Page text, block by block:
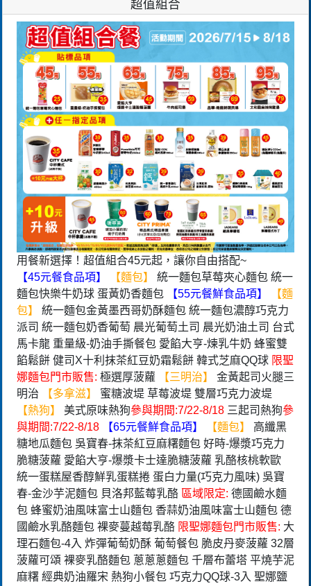
超值組合
用餐新選擇！超值組合45元起，讓你自由搭配~
【45元餐食品項】
【麵包】
統一麵包草莓夾心麵包 統一
麵包快樂牛奶球 蛋黃奶香麵包
【55元餐鮮食品項】
【麵
包】
統一麵包金黃墨西哥奶酥麵包 統一麵包濃醇巧克力
派司 統一麵包奶香葡萄 晨光葡萄土司 晨光奶油土司 台式
馬卡龍 重量級-奶油手撕餐包 愛餡大亨-煉乳牛奶 蜂蜜雙
餡鬆餅 健司X十利抹茶紅豆奶霜鬆餅 韓式芝麻QQ球 限聖
娜麵包門市販售: 極選厚菠蘿 【三明治】
金黃起司火腿三
明治
【多拿滋】
蜜糖波堤 草莓波堤 雙層巧克力波堤
【熱狗】
美式原味熱狗參與期間:7/22-8/18 三起司熱狗參
與期間:7/22-8/18
【65元餐鮮食品項】 【麵包】
高纖黑
糖地瓜麵包 吳寶春-抹茶紅豆麻糬麵包 好時-爆漿巧克力
脆糖菠蘿 愛餡大亨-爆漿卡士達脆糖菠蘿 乳酪核桃軟歐
統一蛋糕屋香醇鮮乳蛋糕捲 蛋白力量(巧克力風味) 吳寶
春-金沙芋泥麵包 貝洛邦藍莓乳酪 區域限定: 德國鹼水麵
包 蜂蜜奶油風味富士山麵包 香蒜奶油風味富士山麵包 德
國鹼水乳酪麵包 裸麥蔓越莓乳酪 限聖娜麵包門市販售: 大
理石麵包-4入 炸彈葡萄奶酥 葡萄餐包 脆皮丹麥菠蘿 32層
菠蘿可頌 裸麥乳酪麵包 蔥蔥蔥麵包 千層布蕾塔 平燒芋泥
麻糬 經典奶油羅宋 熱狗小餐包 巧克力QQ球-3入 聖娜鹽